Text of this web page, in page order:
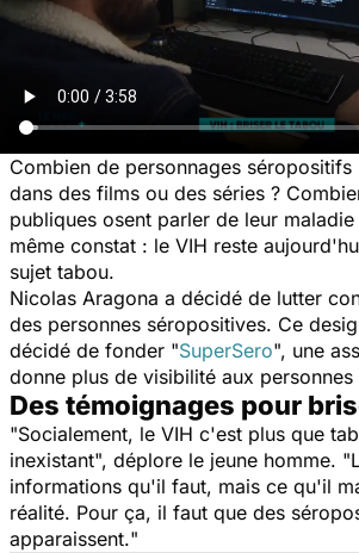
Combien de personnages
dans des films ou des séries ?
publiques osent parler de leur
même constat : le VIH reste
sujet tabou.
Nicolas Aragona a décidé de lutter
des personnes séropositives. Ce
décidé de fonder "SuperSero", une
donne plus de visibilité aux
Des témoignages pour
"Socialement, le VIH c'est plus que
inexistant", déplore le jeune homme. "
informations qu'il faut, mais ce qu'il
réalité. Pour ça, il faut que des
apparaissent."